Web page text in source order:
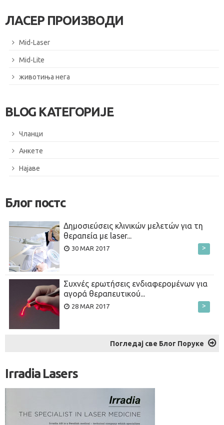
ЛАСЕР ПРОИЗВОДИ
Mid-Laser
Mid-Lite
животиња нега
BLOG КАТЕГОРИЈЕ
Чланци
Анкете
Најаве
Блог постс
Δημοσιεύσεις κλινικών μελετών για τη
θεραπεία με laser...
30 MAR 2017 >
Συχνές ερωτήσεις ενδιαφερoμένων για
αγορά θεραπευτικού...
28 MAR 2017 >
Погледај све Блог Поруке
Irradia Lasers